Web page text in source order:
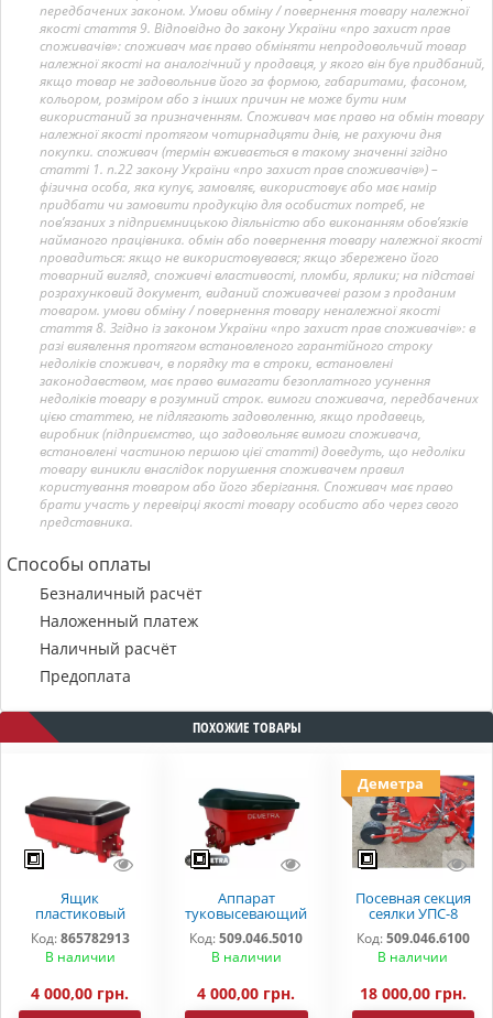
передбачених законом. Умови обміну / повернення товару належної
якості стаття 9. Відповідно до закону України «про захист прав
споживачів»: споживач має право обміняти непродовольчий товар
належної якості на аналогічний у продавця, у якого він був придбаний,
якщо товар не задовольнив його за формою, габаритами, фасоном,
кольором, розміром або з інших причин не може бути ним
використаний за призначенням. Споживач має право на обмін товару
належної якості протягом чотирнадцяти днів, не рахуючи дня
покупки. споживач (термін вживається в такому значенні згідно
статті 1. п.22 закону України «про захист прав споживачів») –
фізична особа, яка купує, замовляє, використовує або має намір
придбати чи замовити продукцію для особистих потреб, не
пов’язаних з підприємницькою діяльністю або виконанням обов’язків
найманого працівника. обмін або повернення товару належної якості
провадиться: якщо не використовувався; якщо збережено його
товарний вигляд, споживчі властивості, пломби, ярлики; на підставі
розрахунковий документ, виданий споживачеві разом з проданим
товаром. умови обміну / повернення товару неналежної якості
стаття 8. Згідно із законом України «про захист прав споживачів»: в
разі виявлення протягом встановленого гарантійного строку
недоліків споживач, в порядку та в строки, встановлені
законодавством, має право вимагати безоплатного усунення
недоліків товару в розумний строк. вимоги споживача, передбачених
цією статтею, не підлягають задоволенню, якщо продавець,
виробник (підприємство, що задовольняє вимоги споживача,
встановлені частиною першою цієї статті) доведуть, що недоліки
товару виникли внаслідок порушення споживачем правил
користування товаром або його зберігання. Споживач має право
брати участь у перевірці якості товару особисто або через свого
представника.
Способы оплаты
Безналичный расчёт
Наложенный платеж
Наличный расчёт
Предоплата
ПОХОЖИЕ ТОВАРЫ
Ящик
пластиковый
(СПМ)
509.046.5010
Код:865782913
В наличии
4 000,00 грн.
Аппарат
туковысевающий
509.046.5010
Код: 509.046.5010
В наличии
4 000,00 грн.
Деметра
Посевная секция
сеялки УПС-8
Код:509.046.6100
В наличии
18 000,00 грн.